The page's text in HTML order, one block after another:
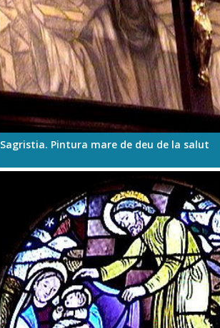
Sagristia. Pintura mare de deu de la salut